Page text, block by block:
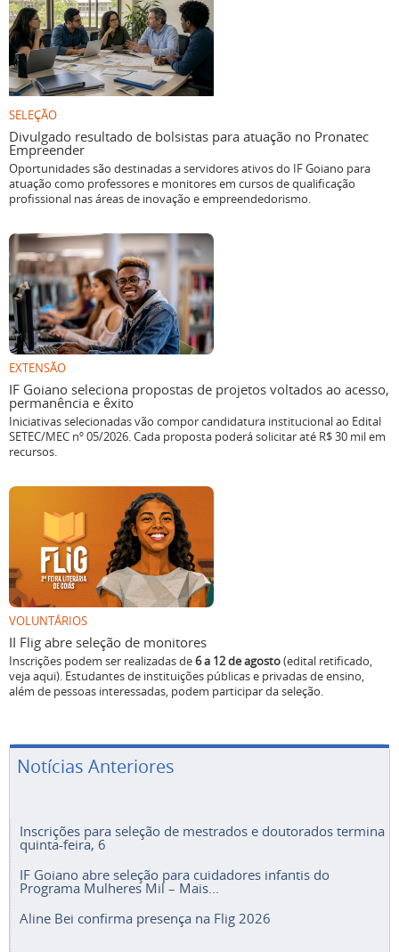
SELEÇÃO
Divulgado resultado de bolsistas para atuação no Pronatec
Empreender
Oportunidades são destinadas a servidores ativos do IF Goiano para
atuação como professores e monitores em cursos de qualificação
profissional nas áreas de inovação e empreendedorismo.
EXTENSÃO
IF Goiano seleciona propostas de projetos voltados ao acesso,
permanência e êxito
Iniciativas selecionadas vão compor candidatura institucional ao Edital
SETEC/MEC nº 05/2026. Cada proposta poderá solicitar até R$ 30 mil em
recursos.
VOLUNTÁRIOS
II Flig abre seleção de monitores
Inscrições podem ser realizadas de6 a 12 de agosto(edital retificado,
veja aqui). Estudantes de instituições públicas e privadas de ensino,
além de pessoas interessadas, podem participar da seleção.
Notícias Anteriores
Inscrições para seleção de mestrados e doutorados termina
quinta-feira, 6
IF Goiano abre seleção para cuidadores infantis do
Programa Mulheres Mil – Mais...
Aline Bei confirma presença na Flig 2026